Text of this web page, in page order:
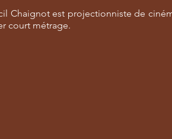
Chaignot est projectionniste de
court métrage.